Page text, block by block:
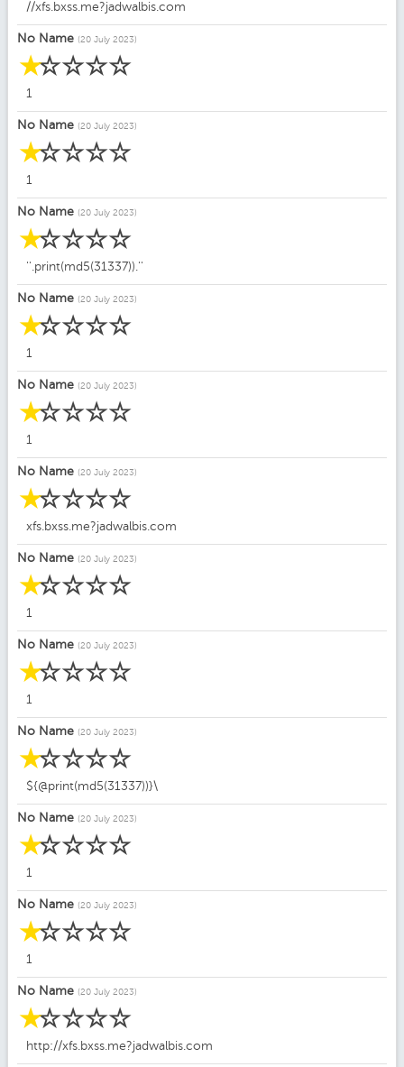
//xfs.bxss.me?jadwalbis.com
No Name (20 July 2023)
☆
☆
☆
☆
☆
1
No Name (20 July 2023)
☆
☆
☆
☆
☆
1
No Name (20 July 2023)
☆
☆
☆
☆
☆
''.print(md5(31337)).''
No Name (20 July 2023)
☆
☆
☆
☆
☆
1
No Name (20 July 2023)
☆
☆
☆
☆
☆
1
No Name (20 July 2023)
☆
☆
☆
☆
☆
xfs.bxss.me?jadwalbis.com
No Name (20 July 2023)
☆
☆
☆
☆
☆
1
No Name (20 July 2023)
☆
☆
☆
☆
☆
1
No Name (20 July 2023)
☆
☆
☆
☆
☆
${@print(md5(31337))}\
No Name (20 July 2023)
☆
☆
☆
☆
☆
1
No Name (20 July 2023)
☆
☆
☆
☆
☆
1
No Name (20 July 2023)
☆
☆
☆
☆
☆
http://xfs.bxss.me?jadwalbis.com